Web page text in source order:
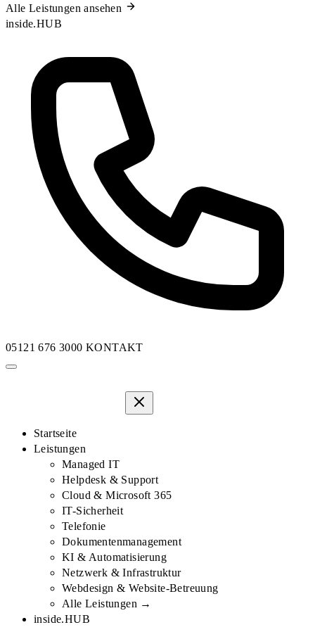
Alle Leistungen ansehen
inside.HUB
05121 676 3000KONTAKT
Startseite
Leistungen
Managed IT
Helpdesk & Support
Cloud & Microsoft 365
IT-Sicherheit
Telefonie
Dokumentenmanagement
KI & Automatisierung
Netzwerk & Infrastruktur
Webdesign & Website-Betreuung
Alle Leistungen →
inside.HUB